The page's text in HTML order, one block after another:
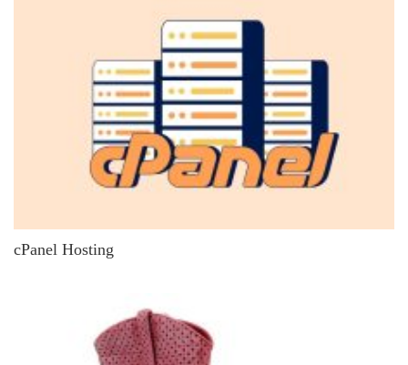
cPanel Hosting